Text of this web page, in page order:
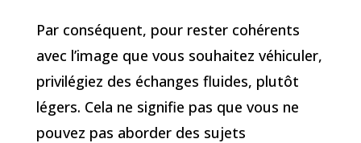
Par conséquent, pour rester cohérents
avec l’image que vous souhaitez véhiculer,
privilégiez des échanges fluides, plutôt
légers. Cela ne signifie pas que vous ne
pouvez pas aborder des sujets